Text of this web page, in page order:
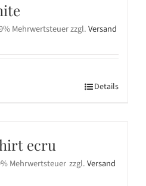
Mehrwertsteuerzzgl.Versand
Details
ecru
Mehrwertsteuer zzgl.Versand